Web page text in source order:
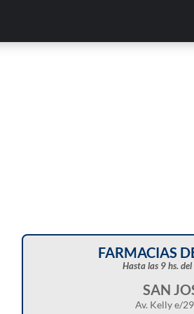
FARMACIAS
Hasta las 9 hs.
SAN
Av. Kelly e/